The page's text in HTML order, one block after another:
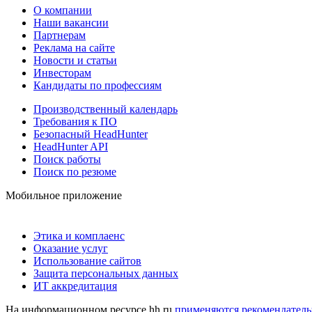
О компании
Наши вакансии
Партнерам
Реклама на сайте
Новости и статьи
Инвесторам
Кандидаты по профессиям
Производственный календарь
Требования к ПО
Безопасный HeadHunter
HeadHunter API
Поиск работы
Поиск по резюме
Мобильное приложение
Этика и комплаенс
Оказание услуг
Использование сайтов
Защита персональных данных
ИТ аккредитация